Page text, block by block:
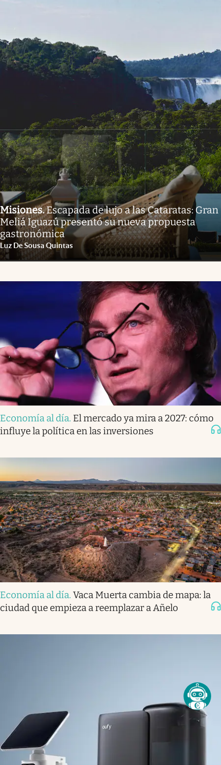
Misiones.Escapada de lujo a las Cataratas: Gran
Meliá Iguazú presentó su nueva propuesta
gastronómica
Luz De Sousa Quintas
Economía al día. El mercado ya mira a 2027: cómo
influye la política en las inversiones
Economía al día. Vaca Muerta cambia de mapa: la
ciudad que empieza a reemplazar a Añelo